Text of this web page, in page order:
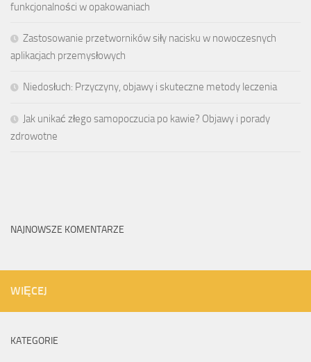
funkcjonalności w opakowaniach
Zastosowanie przetworników siły nacisku w nowoczesnych
aplikacjach przemysłowych
Niedosłuch: Przyczyny, objawy i skuteczne metody leczenia
Jak unikać złego samopoczucia po kawie? Objawy i porady
zdrowotne
NAJNOWSZE KOMENTARZE
WIĘCEJ
KATEGORIE